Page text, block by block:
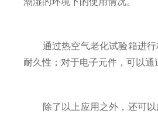
通过热空气老化试验箱进行
耐久性；对于电子元件，可以通
除了以上应用之外，还可以